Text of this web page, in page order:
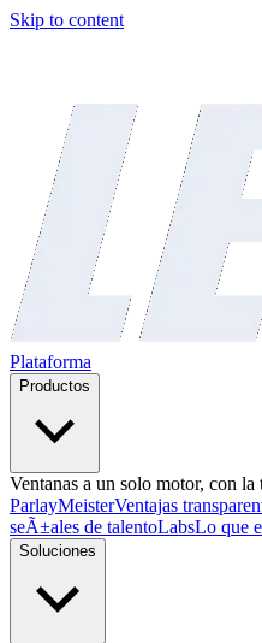
Skip to content
Plataforma
Productos
Ventanas a un solo motor, con
ParlayMeisterVentajas
seÃ±ales de talentoLabsLo que
Soluciones